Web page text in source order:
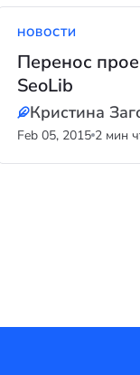
НОВОСТИ
Перенос
SeoLib
Кристина
Feb 05, 2015 2 мин